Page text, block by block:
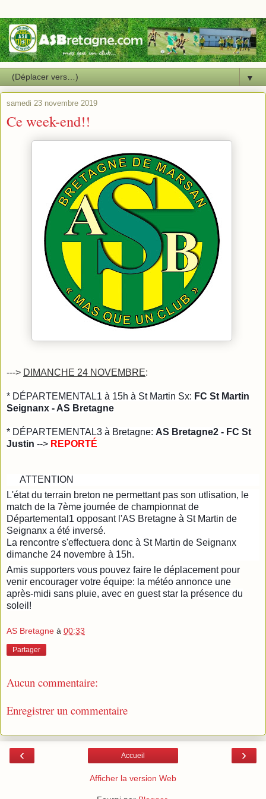
▼
samedi 23 novembre 2019
Ce week-end!!
---> DIMANCHE 24 NOVEMBRE:
* DÉPARTEMENTAL1 à 15h à St Martin Sx: FC St Martin
Seignanx - AS Bretagne
* DÉPARTEMENTAL3 à Bretagne: AS Bretagne2 - FC St
Justin --> REPORTÉ
ATTENTION
L'état du terrain breton ne permettant pas son utlisation, le
match de la 7ème journée de championnat de
Départemental1 opposant l'AS Bretagne à St Martin de
Seignanx a été inversé.
La rencontre s'effectuera donc à St Martin de Seignanx
dimanche 24 novembre à 15h.
Amis supporters vous pouvez faire le déplacement pour
venir encourager votre équipe: la météo annonce une
après-midi sans pluie, avec en guest star la présence du
soleil!
AS Bretagne à 00:33
Partager
Aucun commentaire:
Enregistrer un commentaire
‹ ›
Accueil
Afficher la version Web